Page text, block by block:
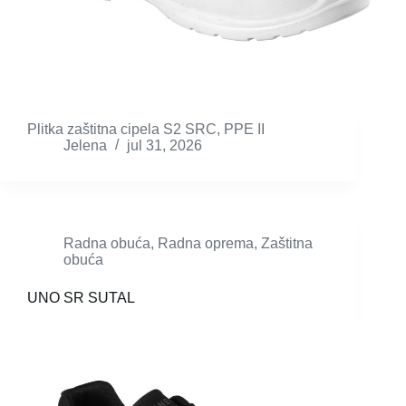
Plitka zaštitna cipela S2 SRC, PPE II
Jelena
jul 31, 2026
Radna obuća, Radna oprema, Zaštitna
obuća
UNO SR SUTAL